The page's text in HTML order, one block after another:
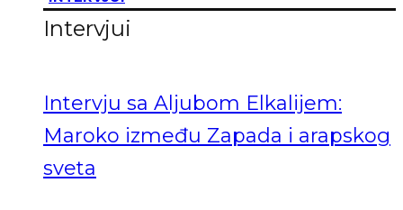
Intervjui
Intervju sa Aljubom Elkalijem:
Maroko između Zapada i arapskog
sveta